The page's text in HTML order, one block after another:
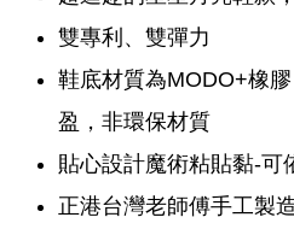
雙專利、雙彈力
鞋底材質為MODO+橡
盈，非環保材質
貼心設計魔術粘貼黏-可
正港台灣老師傅手工製